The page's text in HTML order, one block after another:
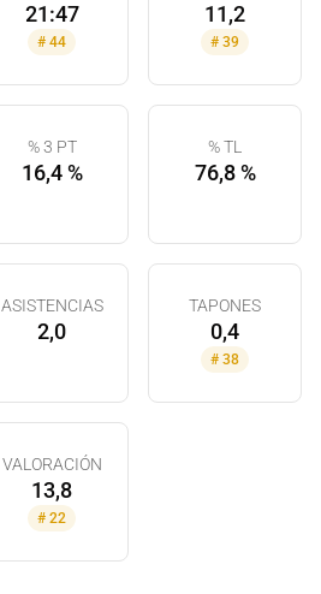
21:47
# 44
11,2
# 39
% 3 PT
16,4 %
% TL
76,8 %
ASISTENCIAS
2,0
TAPONES
0,4
# 38
VALORACIÓN
13,8
# 22